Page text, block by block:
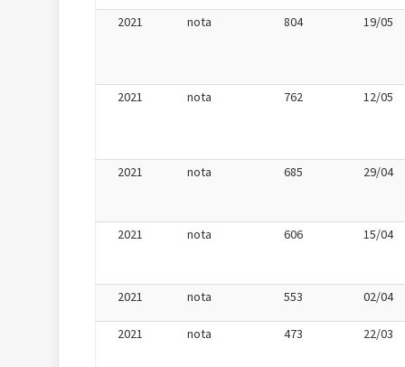
2021 nota 804 19/05
2021 nota 762 12/05
2021 nota 685 29/04
2021 nota 606 15/04
2021 nota 553 02/04
2021 nota 473 22/03